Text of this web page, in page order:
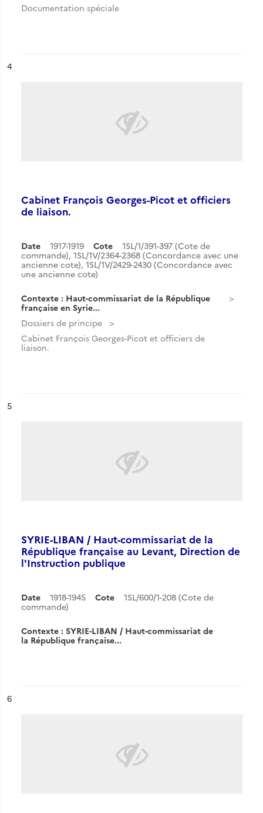
Documentation spéciale
n°
4
Cabinet François Georges-Picot et officiers
de liaison.
Date 1917-1919 Cote
1SL/1/391-397 (Cote de
commande), 1SL/1V/2364-2368 (Concordance avec une
ancienne cote), 1SL/1V/2429-2430 (Concordance avec
une ancienne cote)
Contexte : Haut-commissariat de la République
française en Syrie...
Dossiers de principe
Cabinet François Georges-Picot et officiers de
liaison.
n°
5
SYRIE-LIBAN / Haut-commissariat de la
République française au Levant, Direction de
l'Instruction publique
Date 1918-1945 Cote
1SL/600/1-208 (Cote de
commande)
Contexte : SYRIE-LIBAN / Haut-commissariat de
la République française...
n°
6